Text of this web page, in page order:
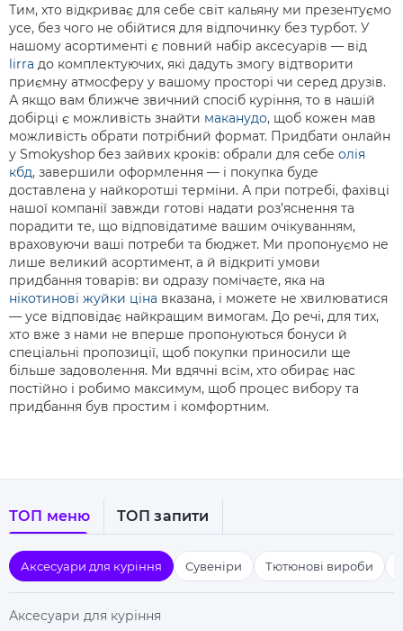
Тим, хто відкриває для себе світ кальяну ми презентуємо
усе, без чого не обійтися для відпочинку без турбот. У
нашому асортименті є повний набір аксесуарів — від
lirra до комплектуючих, які дадуть змогу відтворити
приємну атмосферу у вашому просторі чи серед друзів.
А якщо вам ближче звичний спосіб куріння, то в нашій
добірці є можливість знайти маканудо, щоб кожен мав
можливість обрати потрібний формат. Придбати онлайн
у Smokyshop без зайвих кроків: обрали для себе олія
кбд, завершили оформлення — і покупка буде
доставлена у найкоротші терміни. А при потребі, фахівці
нашої компанії завжди готові надати роз’яснення та
порадити те, що відповідатиме вашим очікуванням,
враховуючи ваші потреби та бюджет. Ми пропонуємо не
лише великий асортимент, а й відкриті умови
придбання товарів: ви одразу помічаєте, яка на
нікотинові жуйки ціна вказана, і можете не хвилюватися
— усе відповідає найкращим вимогам. До речі, для тих,
хто вже з нами не вперше пропонуються бонуси й
спеціальні пропозиції, щоб покупки приносили ще
більше задоволення. Ми вдячні всім, хто обирає нас
постійно і робимо максимум, щоб процес вибору та
придбання був простим і комфортним.
ТОП меню ТОП запити
Аксесуари для куріння Сувеніри Тютюнові вироби
Аксесуари для куріння